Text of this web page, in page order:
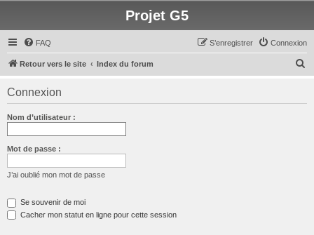
Projet G5
FAQ Connexion
S’enregistrer
Retour vers le site Index du forum
Connexion
Nom d’utilisateur :
Mot de passe :
J’ai oublié mon mot de passe
Se souvenir de moi
Cacher mon statut en ligne pour cette session